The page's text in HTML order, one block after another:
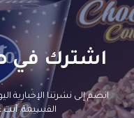
اشترك في
انضم إلى نشرتنا
القسيمة. أنت